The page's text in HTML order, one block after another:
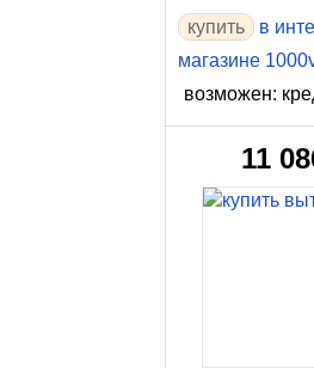
в
магазине
возможен:
11